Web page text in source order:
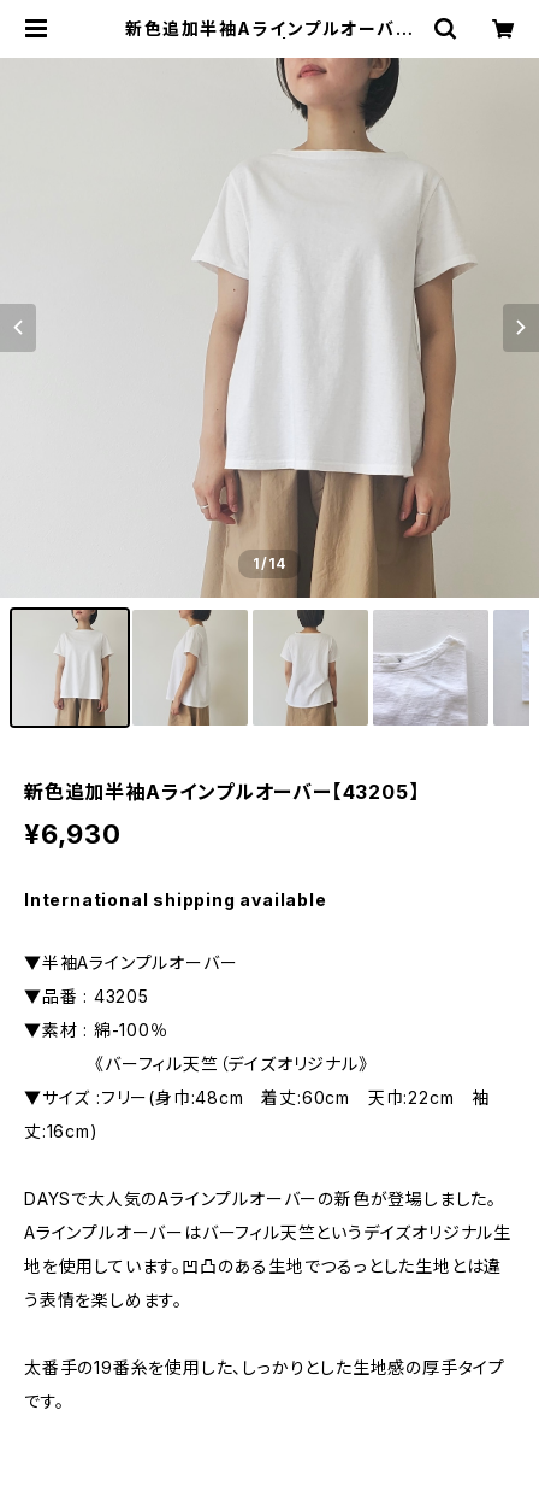
新色追加半袖Aラインプルオーバー
1/14
新色追加半袖Aラインプルオーバー【43205】
¥6,930
International shipping available
▼半袖Aラインプルオーバー
▼品番 : 43205
▼素材 : 綿-100％
《バーフィル天竺（デイズオリジナル》
▼サイズ :フリー(身巾:48cm 着丈:60cm 天巾:22cm 袖
丈:16cm)
DAYSで大人気のAラインプルオーバーの新色が登場しました。
Aラインプルオーバーはバーフィル天竺というデイズオリジナル生
地を使用しています。凹凸のある生地でつるっとした生地とは違
う表情を楽しめます。
太番手の19番糸を使用した、しっかりとした生地感の厚手タイプ
です。